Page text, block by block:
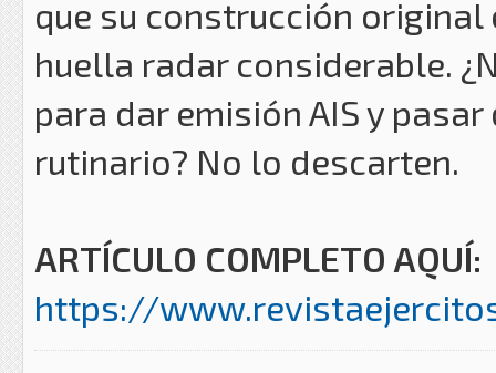
que su construcción original
huella radar considerable.
para dar emisión AIS y
rutinario? No lo descarten.
ARTÍCULO COMPLETO AQUÍ:
https://